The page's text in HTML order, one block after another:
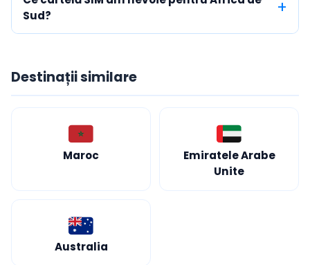
Sud?
Destinații similare
Maroc
Emiratele Arabe
Unite
Australia